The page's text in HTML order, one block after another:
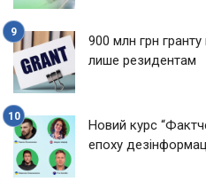
900 млн грн
лише резидентам
Новий курс
епоху